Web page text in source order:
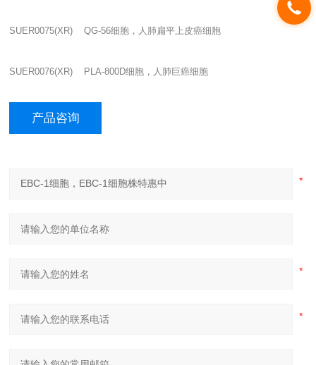
SUER0075(XR) QG-56细胞，人肺扁平上皮癌细胞
SUER0076(XR) PLA-800D细胞，人肺巨癌细胞
产品咨询